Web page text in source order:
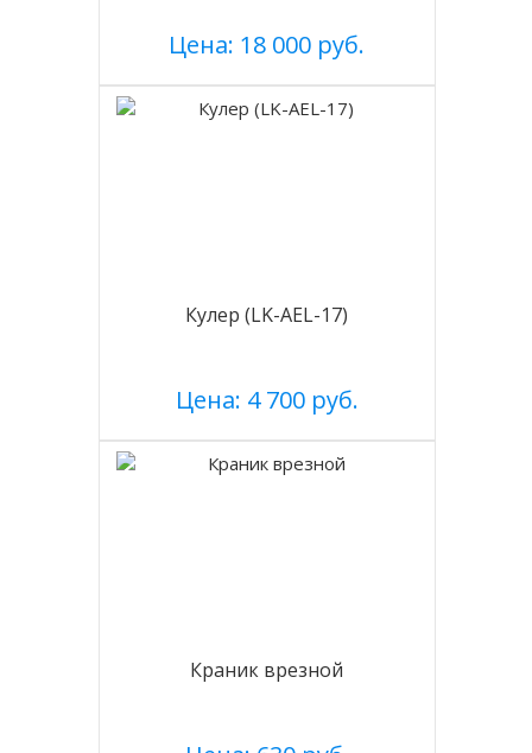
Цена: 18 000 руб.
Кулер (LK-AEL-17)
Цена: 4 700 руб.
Краник врезной